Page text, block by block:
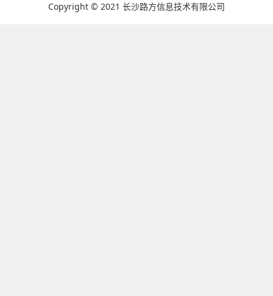
Copyright © 2021 长沙路方信息技术有限公司